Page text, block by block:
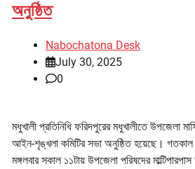
অনুষ্ঠিত
Nabochatona Desk
July 30, 2025
0
মধুখালী প্রতিনিধি ফরিদপুরের মধুখালীতে উপজেলা
আইন-শৃঙ্খলা কমিটির সভা অনুষ্ঠিত হয়েছে। গতকাল
মঙ্গলবার সকাল ১১টায় উপজেলা পরিষদের